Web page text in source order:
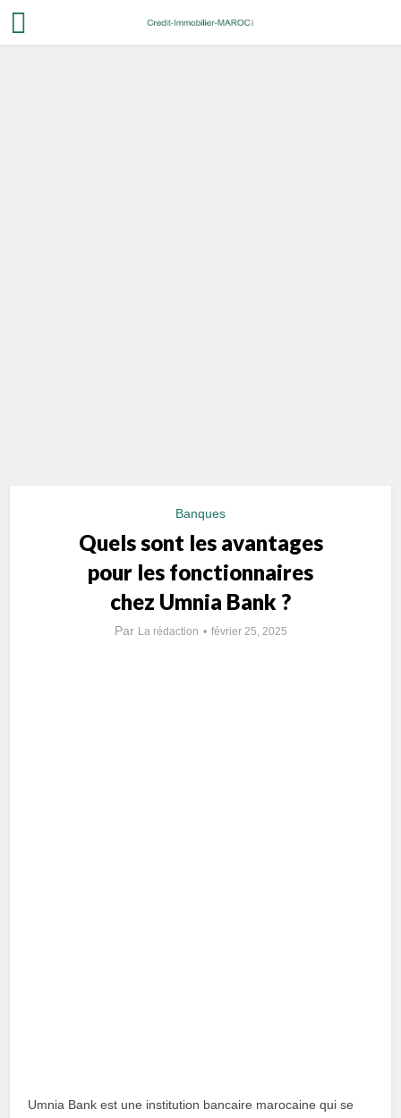
Banques
Quels sont les avantages
pour les fonctionnaires
chez Umnia Bank ?
Par La rédaction février 25, 2025
Umnia Bank est une institution bancaire marocaine qui se